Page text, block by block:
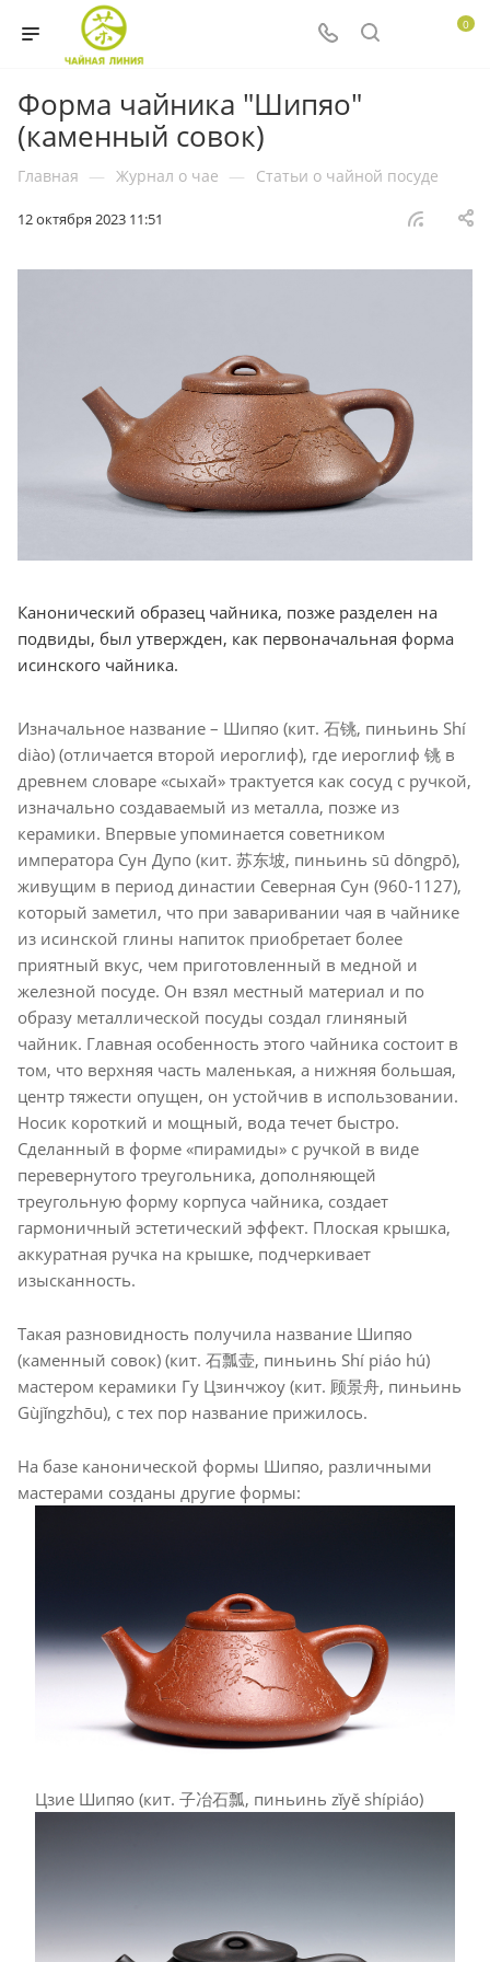
0
Форма чайника "Шипяо"
(каменный совок)
Главная — Журнал о чае — Статьи о чайной посуде
12 октября 2023 11:51
Канонический образец чайника, позже разделен на
подвиды, был утвержден, как первоначальная форма
исинского чайника.
Изначальное название – Шипяо (кит. 石铫, пиньинь Shí
diào) (отличается второй иероглиф), где иероглиф 铫 в
древнем словаре «сыхай» трактуется как сосуд с ручкой,
изначально создаваемый из металла, позже из
керамики. Впервые упоминается советником
императора Сун Дупо (кит. 苏东坡, пиньинь sū dōngpō),
живущим в период династии Северная Сун (960-1127),
который заметил, что при заваривании чая в чайнике
из исинской глины напиток приобретает более
приятный вкус, чем приготовленный в медной и
железной посуде. Он взял местный материал и по
образу металлической посуды создал глиняный
чайник. Главная особенность этого чайника состоит в
том, что верхняя часть маленькая, а нижняя большая,
центр тяжести опущен, он устойчив в использовании.
Носик короткий и мощный, вода течет быстро.
Сделанный в форме «пирамиды» с ручкой в виде
перевернутого треугольника, дополняющей
треугольную форму корпуса чайника, создает
гармоничный эстетический эффект. Плоская крышка,
аккуратная ручка на крышке, подчеркивает
изысканность.
Такая разновидность получила название Шипяо
(каменный совок) (кит. 石瓢壶, пиньинь Shí piáo hú)
мастером керамики Гу Цзинчжоу (кит. 顾景舟, пиньинь
Gùjǐngzhōu), с тех пор название прижилось.
На базе канонической формы Шипяо, различными
мастерами созданы другие формы:
Цзие Шипяо (кит. 子冶石瓢, пиньинь zǐyě shípiáo)